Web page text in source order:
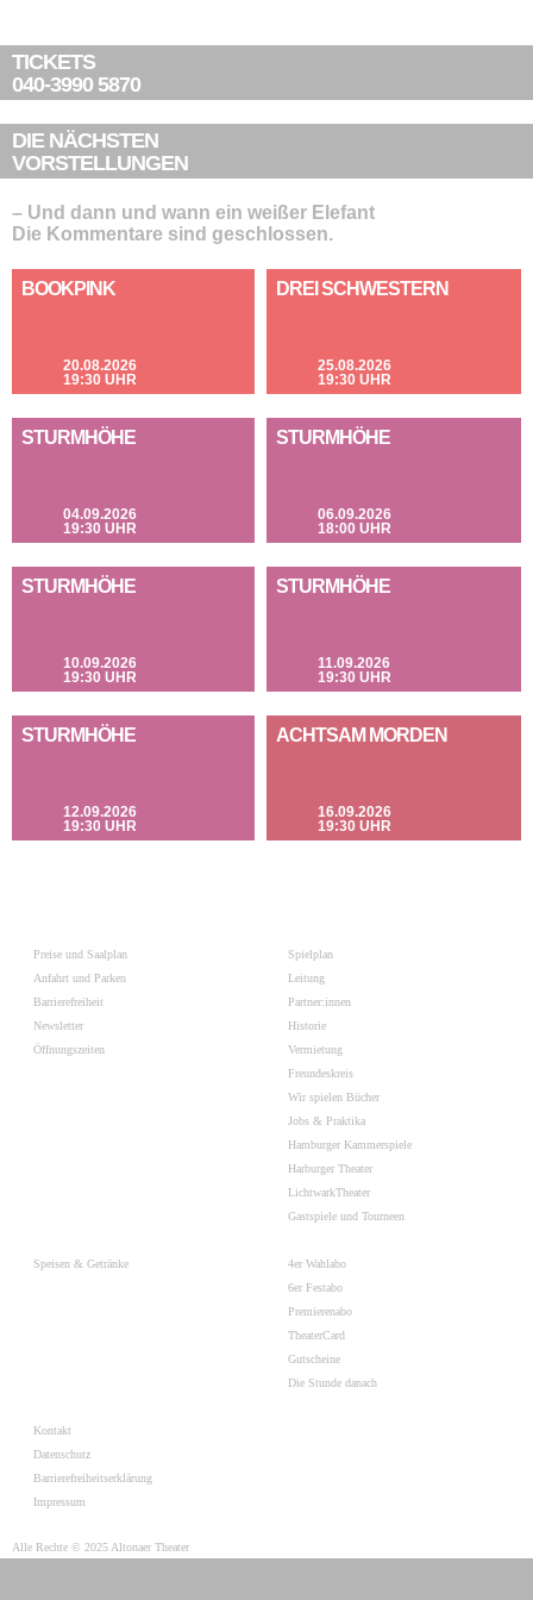
TICKETS
040-3990 5870
DIE NÄCHSTEN
VORSTELLUNGEN
– Und dann und wann ein weißer Elefant
Die Kommentare sind geschlossen.
BOOKPINK
20.08.2026
19:30 UHR
DREI SCHWESTERN
25.08.2026
19:30 UHR
STURMHÖHE
04.09.2026
19:30 UHR
STURMHÖHE
06.09.2026
18:00 UHR
STURMHÖHE
10.09.2026
19:30 UHR
STURMHÖHE
11.09.2026
19:30 UHR
STURMHÖHE
12.09.2026
19:30 UHR
ACHTSAM MORDEN
16.09.2026
19:30 UHR
Preise und Saalplan
Anfahrt und Parken
Barrierefreiheit
Newsletter
Öffnungszeiten
Spielplan
Leitung
Partner:innen
Historie
Vermietung
Freundeskreis
Wir spielen Bücher
Jobs & Praktika
Hamburger Kammerspiele
Harburger Theater
LichtwarkTheater
Gastspiele und Tourneen
Speisen & Getränke
4er Wahlabo
6er Festabo
Premierenabo
TheaterCard
Gutscheine
Die Stunde danach
Kontakt
Datenschutz
Barrierefreiheitserklärung
Impressum
Alle Rechte © 2025 Altonaer Theater